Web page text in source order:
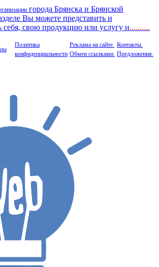
города Брянска и Брянской
Вы можете представить и
себя, свою продукцию или услугу и..........
Политика
конфиденциальности
Реклама на сайте.
Обмен ссылками.
Контакты.
Предложения.